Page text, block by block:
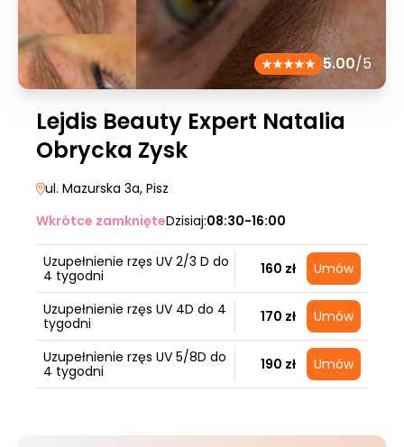
5.00/5
Lejdis Beauty Expert Natalia
Obrycka Zysk
ul. Mazurska 3a, Pisz
Wkrótce zamknięteDzisiaj:08:30-16:00
Uzupełnienie rzęs UV 2/3 D do
4 tygodni
160 zł Umów
Uzupełnienie rzęs UV 4D do 4
tygodni
170 zł Umów
Uzupełnienie rzęs UV 5/8D do
4 tygodni
190 zł Umów